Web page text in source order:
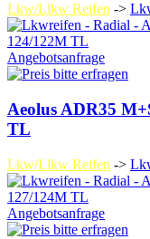
Lkw/Llkw Reifen ->
Angebotsanfrage
Aeolus ADR35
TL
Lkw/Llkw Reifen ->
Angebotsanfrage